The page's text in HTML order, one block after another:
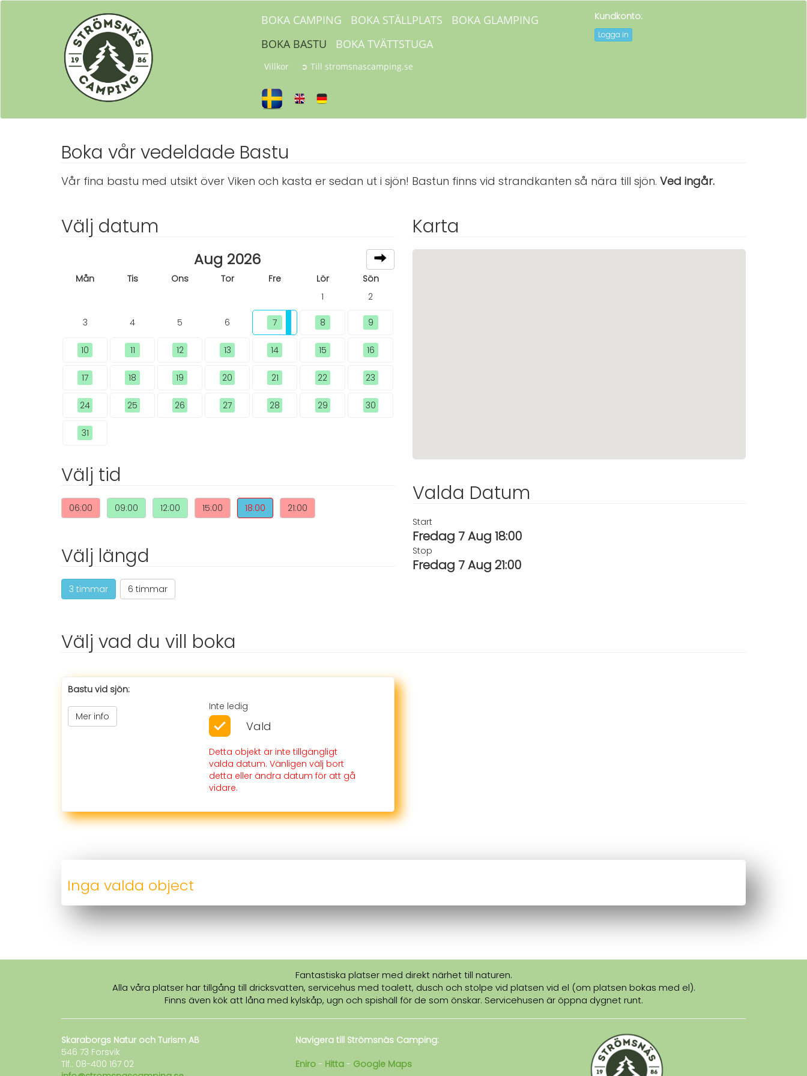
BOKA CAMPING BOKA STÄLLPLATS
BOKA GLAMPING
BOKA BASTU
BOKA TVÄTTSTUGA
Villkor ➲ Till stromsnascamping.se
Kundkonto:
Logga in
Boka vår vedeldade Bastu
Vår fina bastu med utsikt över Viken och kasta er sedan ut i sjön! Bastun finns vid strandkanten så nära till sjön. Ved ingår.
Välj datum
Aug 2026
Mån Tis Ons Tor Fre Lör
Sön
1
2
3 4 5 6 7 8 9
10 11 12 13 14 15 16
17 18 19 20 21 22 23
24 25 26 27 28 29 30
31
Välj tid
06:00 09:00 12:00 15:00 18:00 21:00
Välj längd
3 timmar 6 timmar
Karta
Valda Datum
Start
Fredag 7 Aug 18:00
Stop
Fredag 7 Aug 21:00
Välj vad du vill boka
Bastu vid sjön:
Mer info
Inte ledig
Vald
Detta objekt är inte tillgängligt
valda datum. Vänligen välj bort
detta eller ändra datum för att gå
vidare.
Inga valda object
Fantastiska platser med direkt närhet till naturen.
Alla våra platser har tillgång till dricksvatten, servicehus med toalett, dusch och stolpe vid platsen vid el (om platsen bokas med el).
Finns även kök att låna med kylskåp, ugn och spishäll för de som önskar. Servicehusen är öppna dygnet runt.
Skaraborgs Natur och Turism AB
546 73 Forsvik
Tlf.: 08-400 167 02
Navigera till Strömsnäs Camping:
Eniro - Hitta - Google Maps